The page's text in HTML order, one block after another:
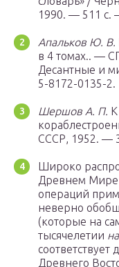
1990. — 511 с.
Апальков Ю. В.
в 4 томах.. —
Десантные и
5-8172-0135-2.
Шершов А. П.
СССР, 1952. —
Широко
Древнем Мире
операций
неверно
(которые на
тысячелетии
Древнего